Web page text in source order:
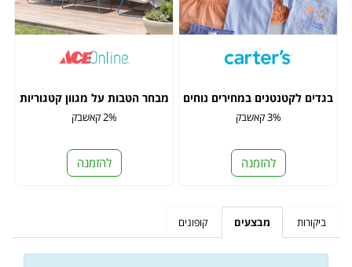
בגדים לקטנטנים במחירים נוחים
3% קאשבק
להזמנה
מבחר הטבות על מגוון קטגוריות
2% קאשבק
להזמנה
ביקורות מבצעים קופונים